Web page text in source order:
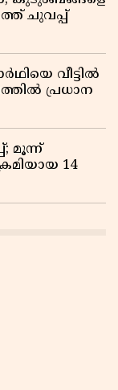
ചുവപ്പ്
വീട്ടിൽ
പ്രധാന
മൂന്ന്
14